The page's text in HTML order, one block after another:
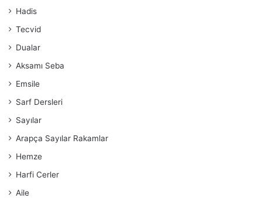
Hadis
Tecvid
Dualar
Aksamı Seba
Emsile
Sarf Dersleri
Sayılar
Arapça Sayılar Rakamlar
Hemze
Harfi Cerler
Aile